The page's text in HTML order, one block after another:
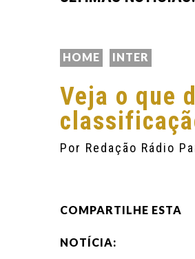
HOME INTER
Veja o que
Por Redação Rádio
COMPARTILHE ESTA
NOTÍCIA: